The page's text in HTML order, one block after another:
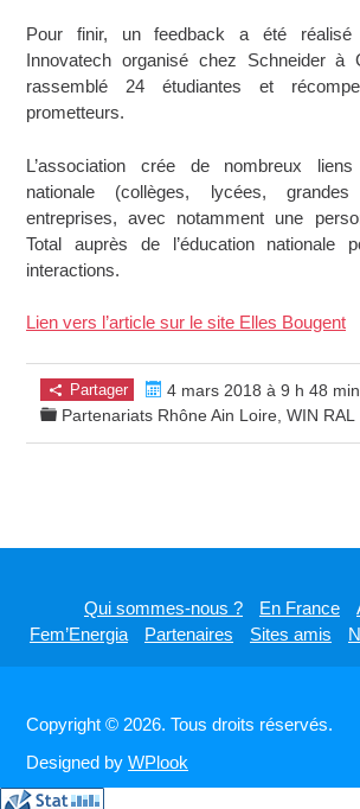
Pour finir, un feedback a été
Innovatech organisé chez Schneider à
rassemblé 24 étudiantes et
prometteurs.
L’association crée de nombreux liens
nationale (collèges, lycées,
entreprises, avec notamment une
Total auprès de l’éducation nationale
interactions.
Lien vers l’article sur le site Elles Bougent
Partager
4 mars 2018 à 9 h 48 min
Partenariats Rhône Ain Loire ,WIN RAL
Qui sommes-nous ? En France
Fem’Energia
Partenaires Sites amis
Copyright © 2026. Tous droits réservés.
Designed byWPlook